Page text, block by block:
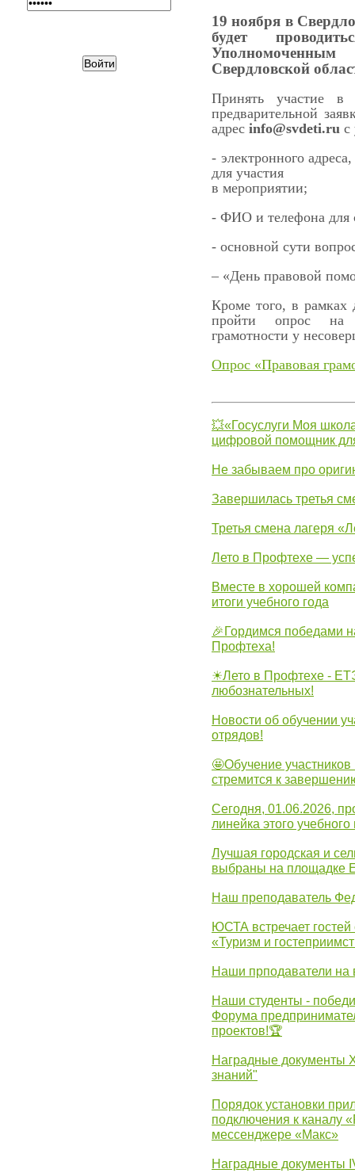
19 ноября в
будет
Свердловской
Принять участие в
предварительной
адрес info@svdeti.ru с
- электронного
для участия
в мероприятии;
- ФИО и телефона для
- основной сути
– «День правовой
Кроме того, в
пройти опрос на
грамотности у
Опрос «Правовая
💥«Госуслуги Моя
цифровой помощник
Не забываем про
Завершилась третья
Третья смена лагеря
Лето в Профтехе —
Вместе в хорошей
итоги учебного года
🎉Гордимся победами
Профтеха!
☀Лето в Профтехе -
любознательных!
Новости об обучении
отрядов!
🤩Обучение участников
стремится к
Сегодня, 01.06.2026,
линейка этого учебного
Лучшая городская и
выбраны на площадке
Наш преподаватель
ЮСТА встречает гостей
«Туризм и
Наши прподаватели
Наши студенты -
Форума
проектов!🏆
Наградные документы
знаний"
Порядок установки
подключения к каналу
мессенджере «Макс»
Наградные документы